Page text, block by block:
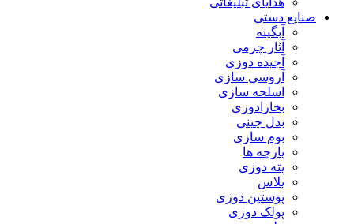
صنایع دستی
آبگینه
آثار چرمی
آجیده دوزی
آروسی سازی
اسلحه سازی
بخارادوزی
بدل چینی
بوم سازی
پارچه ها
پته دوزی
پلاس
پوستین دوزی
پولک دوزی